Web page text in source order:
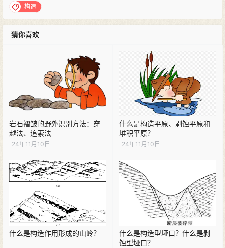
构造
猜你喜欢
岩石褶皱的野外识别方法：穿
越法、追索法
24年11月10日
什么是构造平原、剥蚀平原和
堆积平原？
24年11月10日
什么是构造作用形成的山岭？
什么是构造型垭口？什么是剥
蚀型垭口？